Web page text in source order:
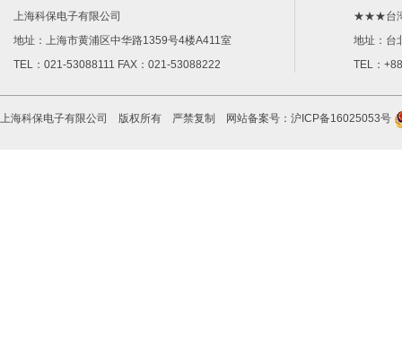
上海科保电子有限公司
地址：上海市黄浦区中华路1359号4楼A411室
TEL：021-53088111 FAX：021-53088222
★★★台
地址：台
TEL：
上海科保电子有限公司 版权所有 严禁复制 网站备案号： 沪ICP备16025053号